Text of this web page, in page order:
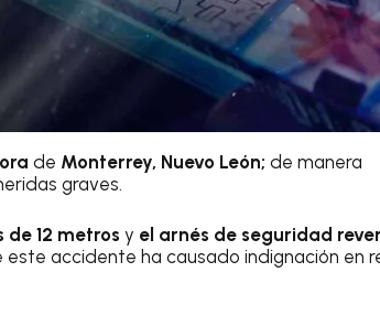
de Monterrey, Nuevo León; de manera
graves.
12 metros y el arnés de seguridad
accidente ha causado indignación en